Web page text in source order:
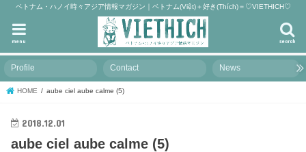
ベトナム・ハノイ時々アジア情報マガジン｜ベトナム(Việt)＋好き(Thích)＝♡VIETHICH♡
search
menu
Profile Contact News
HOME aube ciel aube calme (5)
2018.12.01
aube ciel aube calme (5)